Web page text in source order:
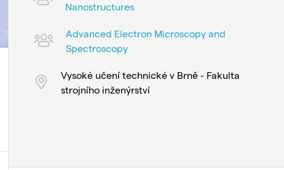
Nanostructures
Advanced Electron Microscopy and
Spectroscopy
Vysoké učení technické v Brně - Fakulta
strojního inženýrství